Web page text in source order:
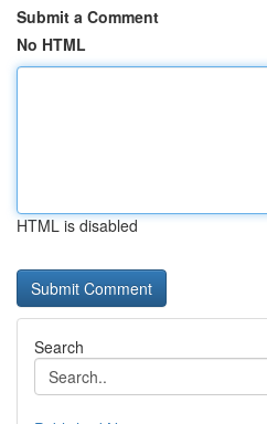
Submit a Comment
No HTML
HTML is disabled
Search